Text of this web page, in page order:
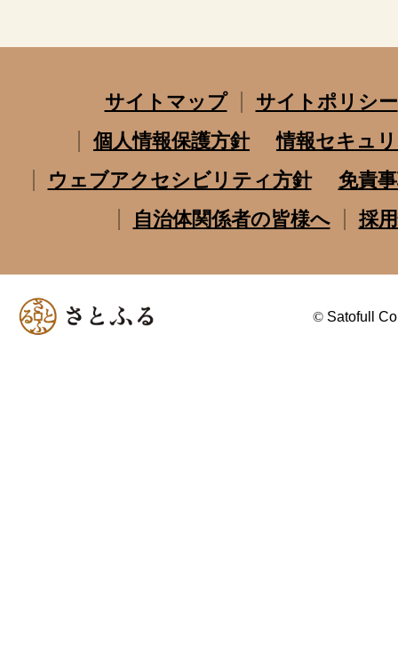
サイトマップ
サイトポリシー
個人情報保護方針
情報セキュ
ウェブアクセシビリティ方針
免責
自治体関係者の皆様へ
採
© Satofull